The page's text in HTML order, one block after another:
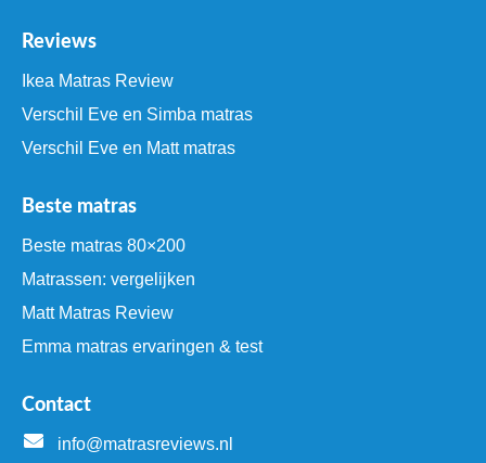
Reviews
Ikea Matras Review
Verschil Eve en Simba matras
Verschil Eve en Matt matras
Beste matras
Beste matras 80×200
Matrassen: vergelijken
Matt Matras Review
Emma matras ervaringen & test
Contact
info@matrasreviews.nl